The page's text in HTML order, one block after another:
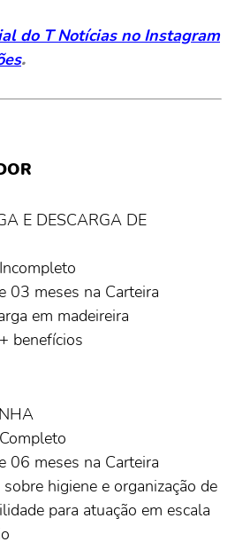
NO AR
do T Notícias no Instagram
.
E DESCARGA DE
03 meses na Carteira
em madeireira
benefícios
06 meses na Carteira
higiene e organização de
para atuação em escala